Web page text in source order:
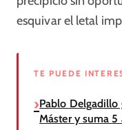
esquivar el letal
TE PUEDE
Pablo Delgadillo
Máster y suma